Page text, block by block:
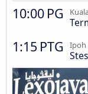
10:00 PG
1:15 PTG Ipoh